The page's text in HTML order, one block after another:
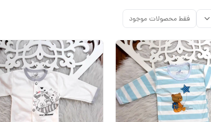
فقط محصولات موجود